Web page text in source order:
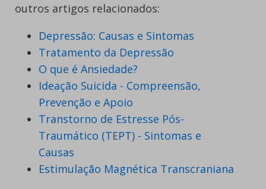
outros artigos relacionados:
Depressão: Causas e Sintomas
Tratamento da Depressão
O que é Ansiedade?
Ideação Suicida - Compreensão,
Prevenção e Apoio
Transtorno de Estresse Pós-
Traumático (TEPT) - Sintomas e
Causas
Estimulação Magnética Transcraniana